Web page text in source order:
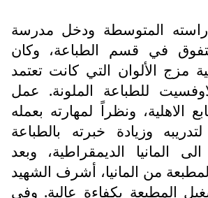
المتوسطة ودخل مدرسة
في قسم الطباعة، وكان
مزج الألوان التي كانت تعتمد
للطباعة الملونة. عمل
الاهلية، ونظراً لمهارته بعمله
وزيادة خبرته بالطباعة
المانيا الديمقراطية، وبعد
من المانيا، أشرف الشهيد
المطبعة بكفاءة عالية. وفي